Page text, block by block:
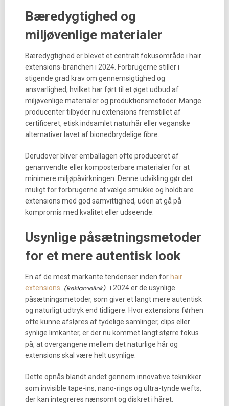
Bæredygtighed og
miljøvenlige materialer
Bæredygtighed er blevet et centralt fokusområde i hair
extensions-branchen i 2024. Forbrugerne stiller i
stigende grad krav om gennemsigtighed og
ansvarlighed, hvilket har ført til et øget udbud af
miljøvenlige materialer og produktionsmetoder. Mange
producenter tilbyder nu extensions fremstillet af
certificeret, etisk indsamlet naturhår eller veganske
alternativer lavet af bionedbrydelige fibre.
Derudover bliver emballagen ofte produceret af
genanvendte eller komposterbare materialer for at
minimere miljøpåvirkningen. Denne udvikling gør det
muligt for forbrugerne at vælge smukke og holdbare
extensions med god samvittighed, uden at gå på
kompromis med kvalitet eller udseende.
Usynlige påsætningsmetoder
for et mere autentisk look
En af de mest markante tendenser inden for hair
extensions
i 2024 er de usynlige
påsætningsmetoder, som giver et langt mere autentisk
og naturligt udtryk end tidligere. Hvor extensions førhen
ofte kunne afsløres af tydelige samlinger, clips eller
synlige limkanter, er der nu kommet langt større fokus
på, at overgangene mellem det naturlige hår og
extensions skal være helt usynlige.
Dette opnås blandt andet gennem innovative teknikker
som invisible tape-ins, nano-rings og ultra-tynde wefts,
der kan integreres nænsomt og diskret i håret.